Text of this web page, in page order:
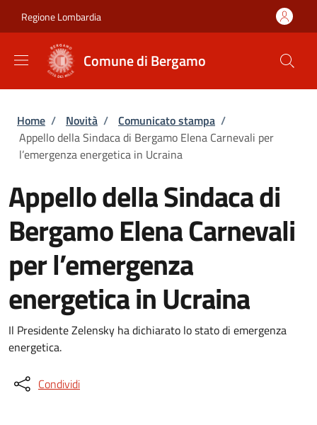
Regione Lombardia
Comune di Bergamo
Briciole di pane
Home / Novità / Comunicato stampa /
Appello della Sindaca di Bergamo Elena Carnevali per
l’emergenza energetica in Ucraina
Appello della Sindaca di
Bergamo Elena Carnevali
per l’emergenza
energetica in Ucraina
Il Presidente Zelensky ha dichiarato lo stato di emergenza
energetica.
Condividi